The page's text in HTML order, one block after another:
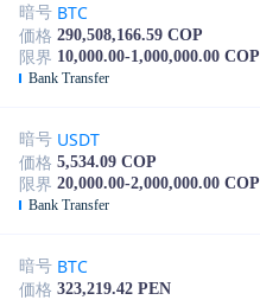
暗号 BTC
価格 290,508,166.59 COP
限界 10,000.00-1,000,000.00 COP
Bank Transfer
暗号 USDT
価格 5,534.09 COP
限界 20,000.00-2,000,000.00 COP
Bank Transfer
暗号 BTC
価格 323,219.42 PEN